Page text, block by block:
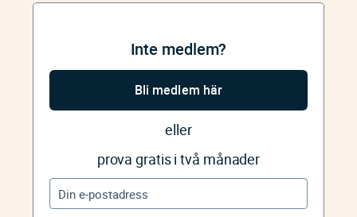
Inte medlem?
Bli medlem här
eller
prova gratis i två månader